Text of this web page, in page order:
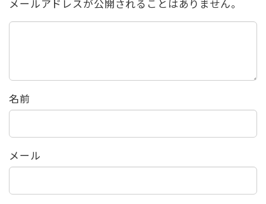
メールアドレスが公開されることはありません。
名前
メール